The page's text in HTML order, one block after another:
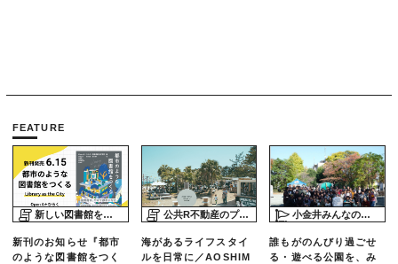
FEATURE
新しい図書館をめぐる旅
新刊のお知らせ『都市
のような図書館をつく
公共R不動産のプロジェクトスタディ
海があるライフスタイ
ルを日常に／AOSHIM
小金井みんなの公園プロジェクト「play here」
誰もがのんびり過ごせ
る・遊べる公園を、み